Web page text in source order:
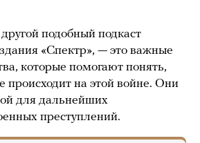
подобный подкаст
«Спектр», — это важные
которые помогают понять,
происходит на этой войне. Они
для дальнейших
преступлений.